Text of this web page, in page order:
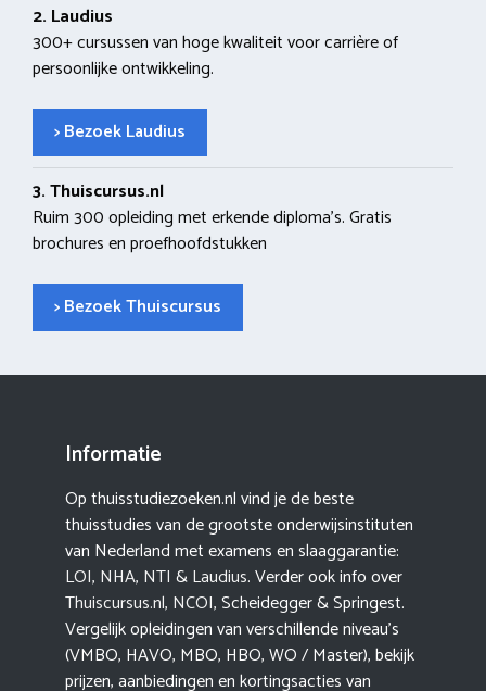
2. Laudius
300+ cursussen van hoge kwaliteit voor carrière of
persoonlijke ontwikkeling.
> Bezoek Laudius
3. Thuiscursus.nl
Ruim 300 opleiding met erkende diploma’s. Gratis
brochures en proefhoofdstukken
> Bezoek Thuiscursus
Informatie
Op thuisstudiezoeken.nl vind je de beste
thuisstudies van de grootste onderwijsinstituten
van Nederland met examens en slaaggarantie:
LOI, NHA, NTI &Laudius. Verder ook info over
Thuiscursus.nl, NCOI, Scheidegger & Springest.
Vergelijk opleidingen van verschillende niveau’s
(VMBO, HAVO, MBO, HBO, WO / Master), bekijk
prijzen, aanbiedingen en kortingsacties van